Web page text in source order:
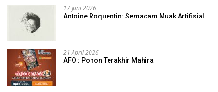
17 Juni 2026
Antoine Roquentin: Semacam Muak Artifisial
21 April 2026
AFO : Pohon Terakhir Mahira